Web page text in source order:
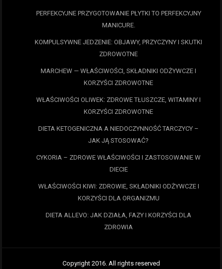
PERFEKCYJNE PRZYGOTOWANIE PŁYTKI TO PERFEKCYJNY
MANICURE.
KOMPULSYWNE JEDZENIE: OBJAWY, PRZYCZYNY I SKUTKI
ZDROWOTNE
MARCHEW — WŁAŚCIWOŚCI, SKŁADNIKI ODŻYWCZE I
KORZYŚCI ZDROWOTNE
WŁAŚCIWOŚCI OLIWEK: ZDROWE TŁUSZCZE, WITAMINY I
KORZYŚCI ZDROWOTNE
DIETA KETOGENICZNA A NIEDOCZYNNOŚĆ TARCZYCY –
JAK JĄ STOSOWAĆ?
CYKORIA – ZDROWE WŁAŚCIWOŚCI I ZASTOSOWANIE W
DIECIE
WŁAŚCIWOŚCI KIWI: ZDROWIE, SKŁADNIKI ODŻYWCZE I
KORZYŚCI DLA ORGANIZMU
DIETA ALLEVO: JAK DZIAŁA, FAZY I KORZYŚCI DLA
ZDROWIA
Copyright 2016. All rights reserved